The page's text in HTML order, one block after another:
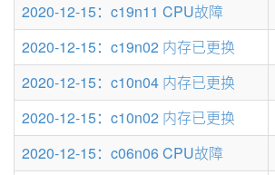
2020-12-15：c19n11 CPU故障
2020-12-15：c19n02 内存已更换
2020-12-15：c10n04 内存已更换
2020-12-15：c10n02 内存已更换
2020-12-15：c06n06 CPU故障